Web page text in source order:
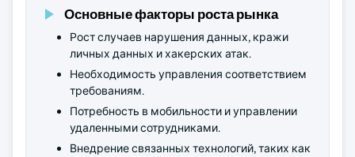
Основные факторы роста рынка
Рост случаев нарушения данных, кражи
личных данных и хакерских атак.
Необходимость управления соответствием
требованиям.
Потребность в мобильности и управлении
удаленными сотрудниками.
Внедрение связанных технологий, таких как